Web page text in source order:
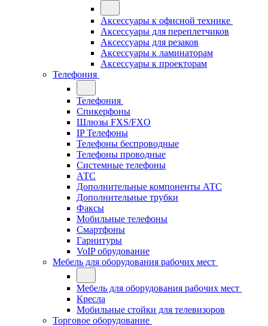
Аксессуары к офисной технике
Аксессуары для переплетчиков
Аксессуары для резаков
Аксессуары к ламинаторам
Аксессуары к проекторам
Телефония
Телефония
Спикерфоны
Шлюзы FXS/FXO
IP Телефоны
Телефоны беспроводные
Телефоны проводные
Системные телефоны
АТС
Дополнительные компоненты АТС
Дополнительные трубки
Факсы
Мобильные телефоны
Смартфоны
Гарнитуры
VoIP обрудование
Мебель для оборудования рабочих мест
Мебель для оборудования рабочих мест
Кресла
Мобильные стойки для телевизоров
Торговое оборудование